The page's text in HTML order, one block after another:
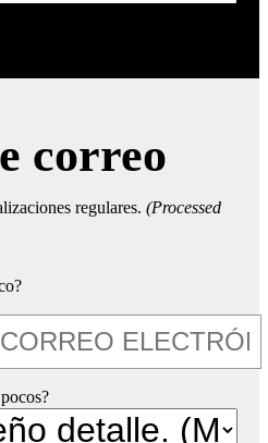
correo
regulares. (Processed